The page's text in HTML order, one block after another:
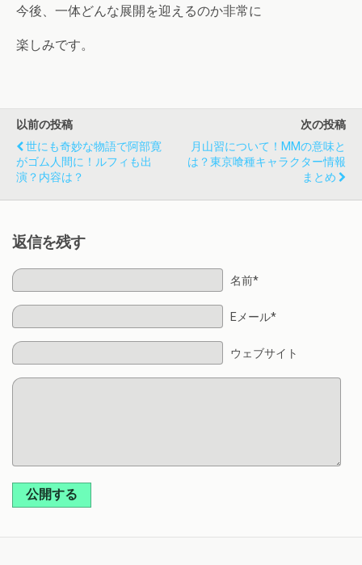
今後、一体どんな展開を迎えるのか非常に
楽しみです。
以前の投稿
世にも奇妙な物語で阿部寛
がゴム人間に！ルフィも出
演？内容は？
次の投稿
月山習について！MMの意味と
は？東京喰種キャラクター情報
まとめ
返信を残す
名前*
Eメール*
ウェブサイト
公開する